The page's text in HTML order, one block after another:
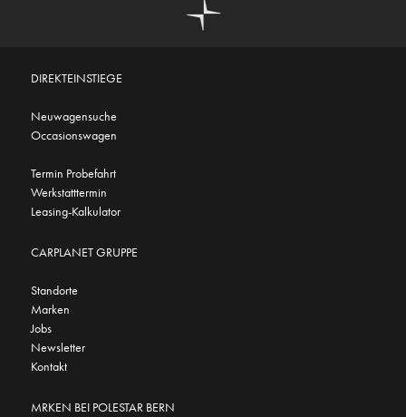
DIREKTEINSTIEGE
Neuwagensuche
Occasionswagen
Termin Probefahrt
Werkstatttermin
Leasing-Kalkulator
CARPLANET GRUPPE
Standorte
Marken
Jobs
Newsletter
Kontakt
MRKEN BEI POLESTAR BERN